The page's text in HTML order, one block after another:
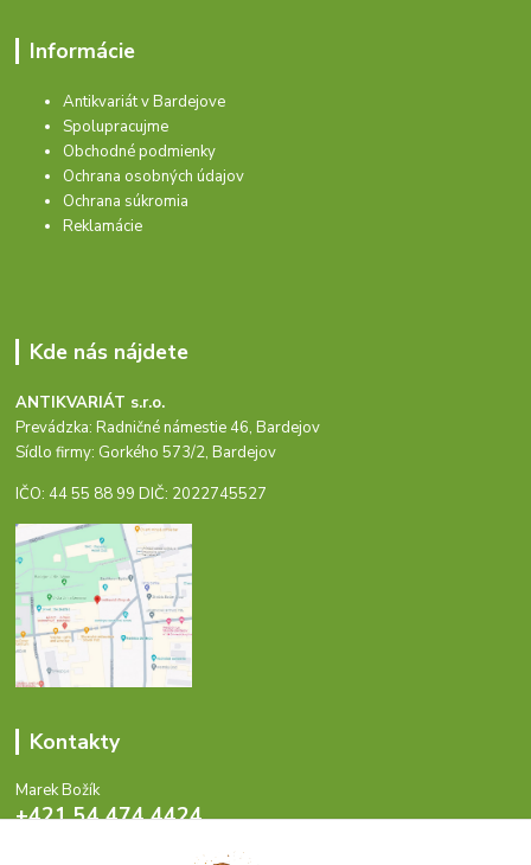
Informácie
Antikvariát v Bardejove
Spolupracujme
Obchodné podmienky
Ochrana osobných údajov
Ochrana súkromia
Reklamácie
Kde nás nájdete
ANTIKVARIÁT s.r.o.
Prevádzka: Radničné námestie 46, Bardejov
Sídlo firmy: Gorkého 573/2, Bardejov
IČO: 44 55 88 99 DIČ: 2022745527
Kontakty
Marek Božík
+421 54 474 4424